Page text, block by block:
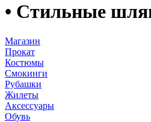
• Стильные
Магазин
Прокат
Костюмы
Смокинги
Рубашки
Жилеты
Аксессуары
Обувь